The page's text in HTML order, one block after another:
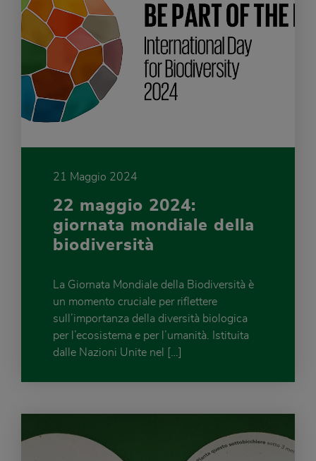
21 Maggio 2024
22 maggio 2024:
giornata mondiale della
biodiversità
La Giornata Mondiale della Biodiversità è
un momento cruciale per riflettere
sull’importanza della diversità biologica
per l’ecosistema e per l’umanità. Istituita
dalle Nazioni Unite nel […]